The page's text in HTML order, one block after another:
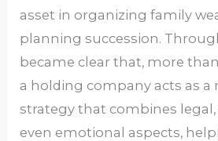
asset in organizing family
planning succession.
became clear that, more
a holding company acts as a
strategy that combines legal,
even emotional aspects,